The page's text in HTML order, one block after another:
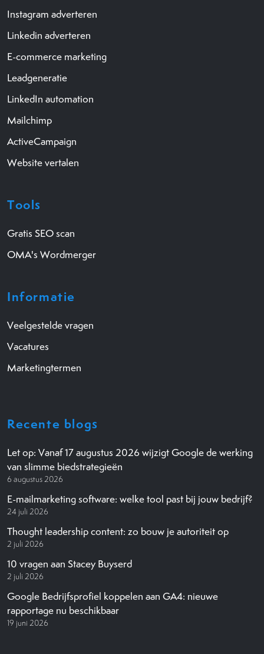
Instagram adverteren
Linkedin adverteren
E-commerce marketing
Leadgeneratie
LinkedIn automation
Mailchimp
ActiveCampaign
Website vertalen
Tools
Gratis SEO scan
OMA's Wordmerger
Informatie
Veelgestelde vragen
Vacatures
Marketingtermen
Recente blogs
Let op: Vanaf 17 augustus 2026 wijzigt Google de werking
van slimme biedstrategieën
6 augustus 2026
E-mailmarketing software: welke tool past bij jouw bedrijf?
24 juli 2026
Thought leadership content: zo bouw je autoriteit op
2 juli 2026
10 vragen aan Stacey Buyserd
2 juli 2026
Google Bedrijfsprofiel koppelen aan GA4: nieuwe
rapportage nu beschikbaar
19 juni 2026